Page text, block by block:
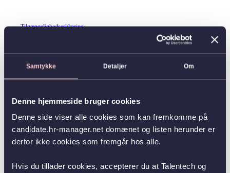
Samtykke Detaljer Om
Denne hjemmeside bruger cookies
Denne side viser alle cookies som kan fremkomme på
candidate.hr-manager.net domænet og listen herunder er
derfor ikke cookies som fremgår hos alle.
Hvis du tillader cookies, accepterer du at Talentech og
Tilgængelighedserklæring